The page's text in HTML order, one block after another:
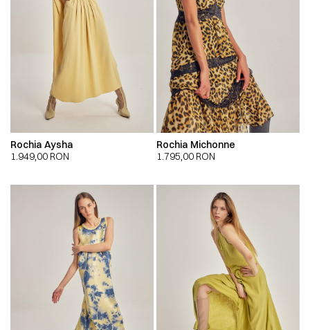
Rochia Aysha
1.949,00 RON
Rochia Michonne
1.795,00 RON